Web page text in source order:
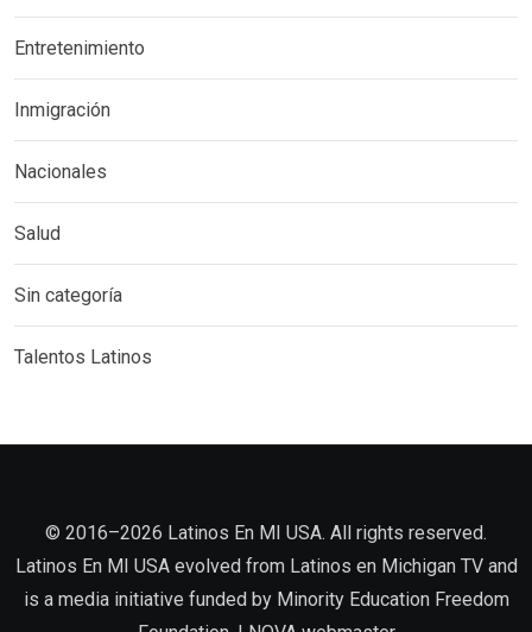
Entretenimiento
Inmigración
Nacionales
Salud
Sin categoría
Talentos Latinos
©️ 2016–2026 Latinos En MI USA. All rights reserved.
Latinos En MI USA evolved from Latinos en Michigan TV and
is a media initiative funded by Minority Education Freedom